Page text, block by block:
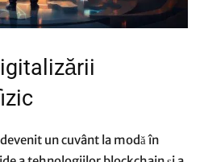
un cuvânt la modă în